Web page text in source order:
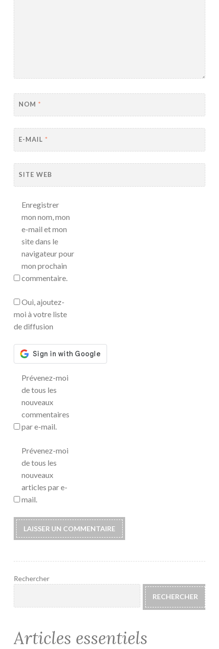
NOM *
E-MAIL *
SITE WEB
Enregistrer
mon nom, mon
e-mail et mon
site dans le
navigateur pour
mon prochain
commentaire.
Oui, ajoutez-
moi à votre liste
de diffusion
Prévenez-moi
de tous les
nouveaux
commentaires
par e-mail.
Prévenez-moi
de tous les
nouveaux
articles par e-
mail.
Rechercher
RECHERCHER
Articles essentiels